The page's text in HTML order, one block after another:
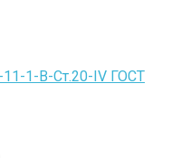
1-B-Cт.20-IV ГОСТ